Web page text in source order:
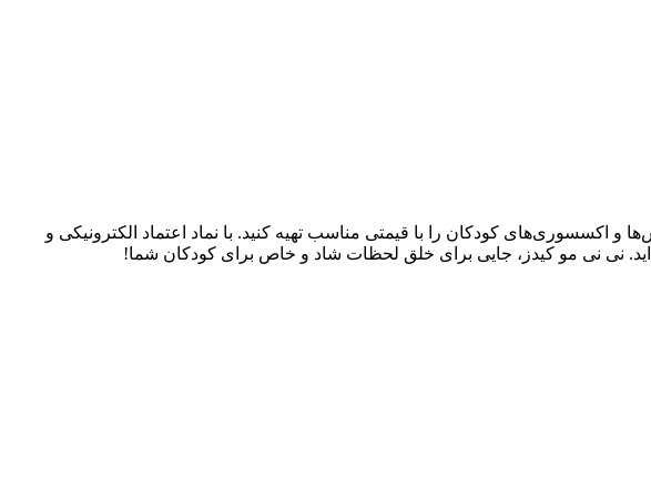
لباس‌ها و اکسسوری‌های کودکان را با قیمتی مناسب تهیه کنید. با نماد اعتماد الکترونیکی و
نی نی مو کیدز، جایی برای خلق لحظات شاد و خاص برای کودکان شما!